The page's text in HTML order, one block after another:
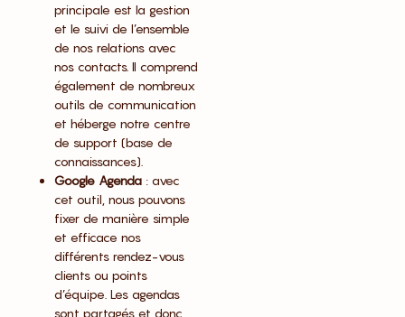
principale est la gestion
et le suivi de l’ensemble
de nos relations avec
nos contacts. Il comprend
également de nombreux
outils de communication
et héberge notre centre
de support (base de
connaissances).
Google Agenda : avec
cet outil, nous pouvons
fixer de manière simple
et efficace nos
différents rendez-vous
clients ou points
d’équipe. Les agendas
sont partagés et donc